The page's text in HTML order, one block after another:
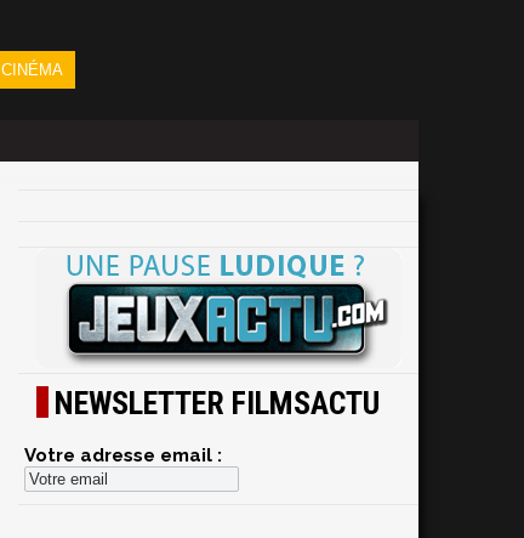
CINÉMA
NEWSLETTER FILMSACTU
Votre adresse email :